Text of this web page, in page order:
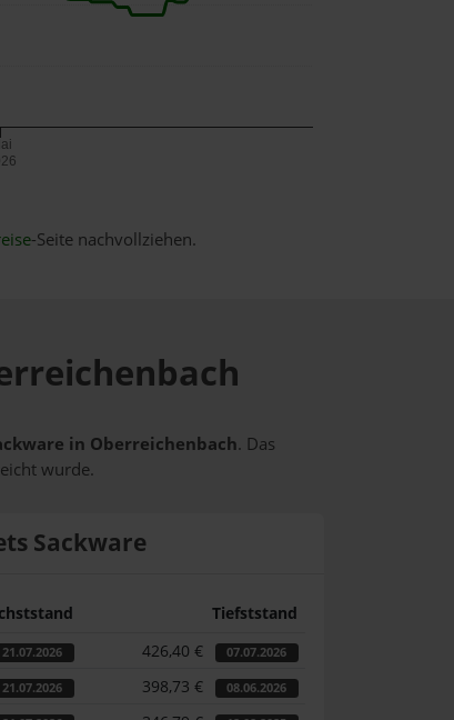
-Seite nachvollziehen.
in Oberreichenbach. Das
wurde.
Sackware
Tiefststand
21.07.2026 426,40 € 07.07.2026
21.07.2026 398,73 € 08.06.2026